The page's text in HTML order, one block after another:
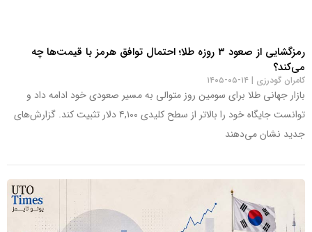
رمزگشایی از صعود ۳ روزه طلا؛ احتمال توافق هرمز با قیمت‌ها چه
می‌کند؟
کامران گودرزی ۱۴-۰۵-۱۴۰۵
بازار جهانی طلا برای سومین روز متوالی به مسیر صعودی خود ادامه داد و
توانست جایگاه خود را بالاتر از سطح کلیدی ۴,۱۰۰ دلار تثبیت کند. گزارش‌های
جدید نشان می‌دهند